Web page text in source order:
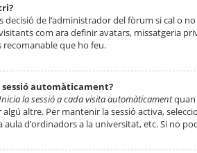
decisió de l’administrador del fòrum si cal o
com ara definir avatars, missatgeria
recomanable que ho feu.
automàticament?
la sessió a cada visita automàticamentquan
altre. Per mantenir la sessió activa,
aula d’ordinadors a la universitat, etc. Si no